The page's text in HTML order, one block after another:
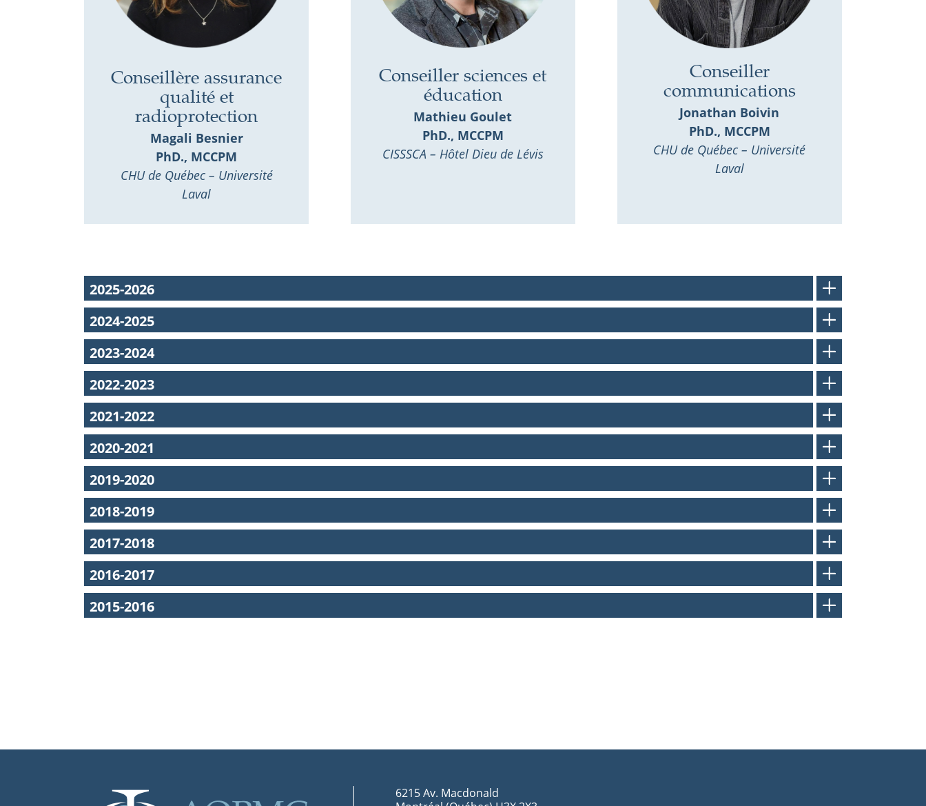
Conseillère assurance
qualité et
radioprotection
Magali Besnier
PhD., MCCPM
CHU de Québec – Université
Laval
Conseiller sciences et
éducation
Mathieu Goulet
PhD., MCCPM
CISSSCA – Hôtel Dieu de Lévis
Conseiller
communications
Jonathan Boivin
PhD., MCCPM
CHU de Québec – Université
Laval
2025-2026
2024-2025
2023-2024
2022-2023
2021-2022
2020-2021
2019-2020
2018-2019
2017-2018
2016-2017
2015-2016
6215 Av. Macdonald